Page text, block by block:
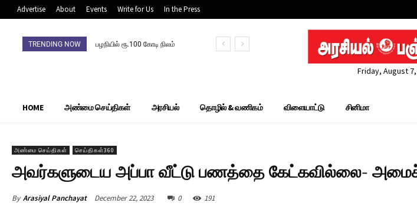
Advertise About Events Write for Us In the Press
TRENDING NOW
பழநியில் ரூ.100 கோடி நிலம்
தேடுதல் வேட்டை
Friday, August
HOME அண்மை செய்திகள் அரசியல் தொழில் & வணிகம் விளையாட்டு சினிமா
அண்மை செய்திகள் செய்திகள்360
அவர்களுடைய அப்பா வீட்டு பணத்தை கேட்கவில்லை-
By Arasiyal Panchayat December 22, 2023 0 191